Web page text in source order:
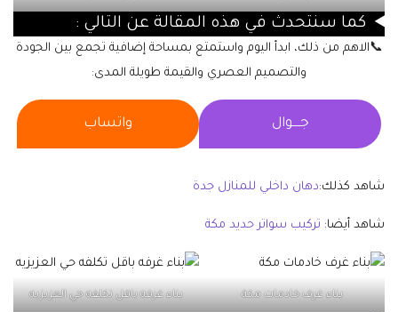
كما سنتحدث في هذه المقالة عن التالي :
📞الاهم من ذلك، ابدأ اليوم واستمتع بمساحة إضافية تجمع بين الجودة
والتصميم العصري والقيمة طويلة المدى:
جــــوال واتساب
شاهد كذلك:دهان داخلي للمنازل جدة
شاهد أيضا: تركيب سواتر حديد مكة
بناء غرف خادمات مكة بناء غرفه باقل تكلفه حي العزيزيه